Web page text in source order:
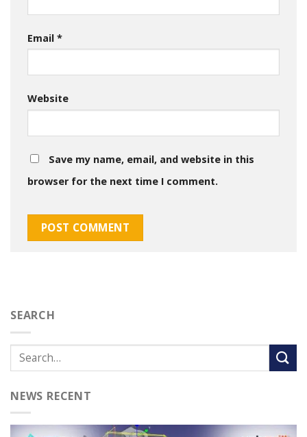
Email *
Website
Save my name, email, and website in this
browser for the next time I comment.
SEARCH
NEWS RECENT